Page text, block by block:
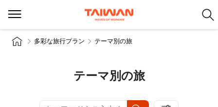
多彩な旅行プラン テーマ別の旅
テーマ別の旅